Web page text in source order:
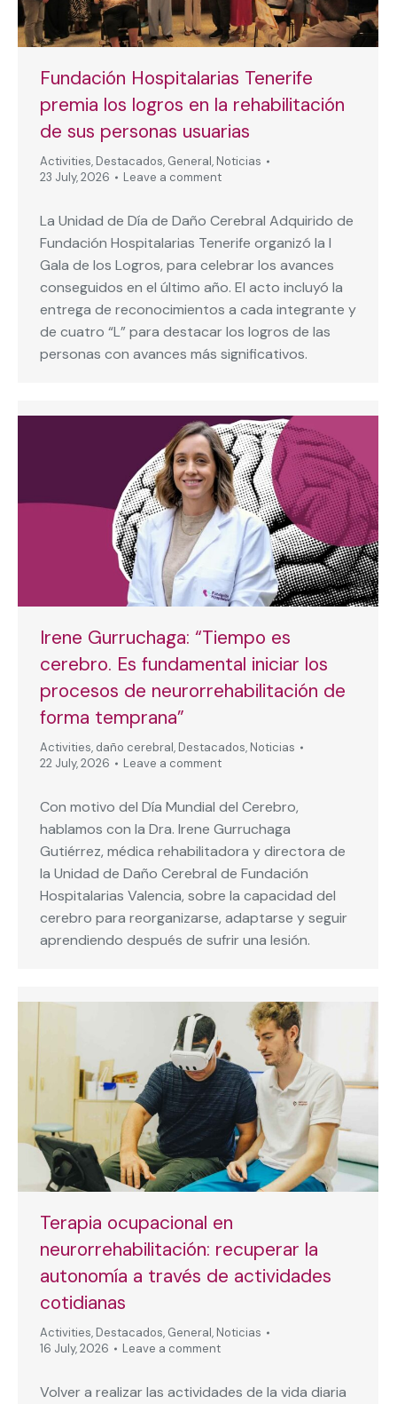
Fundación Hospitalarias Tenerife
premia los logros en la rehabilitación
de sus personas usuarias
Activities, Destacados, General, Noticias
23 July, 2026
Leave a comment
La Unidad de Día de Daño Cerebral Adquirido de
Fundación Hospitalarias Tenerife organizó la I
Gala de los Logros, para celebrar los avances
conseguidos en el último año. El acto incluyó la
entrega de reconocimientos a cada integrante y
de cuatro “L” para destacar los logros de las
personas con avances más significativos.
Irene Gurruchaga: “Tiempo es
cerebro. Es fundamental iniciar los
procesos de neurorrehabilitación de
forma temprana”
Activities, daño cerebral, Destacados, Noticias
22 July, 2026
Leave a comment
Con motivo del Día Mundial del Cerebro,
hablamos con la Dra. Irene Gurruchaga
Gutiérrez, médica rehabilitadora y directora de
la Unidad de Daño Cerebral de Fundación
Hospitalarias Valencia, sobre la capacidad del
cerebro para reorganizarse, adaptarse y seguir
aprendiendo después de sufrir una lesión.
Terapia ocupacional en
neurorrehabilitación: recuperar la
autonomía a través de actividades
cotidianas
Activities, Destacados, General, Noticias
16 July, 2026
Leave a comment
Volver a realizar las actividades de la vida diaria